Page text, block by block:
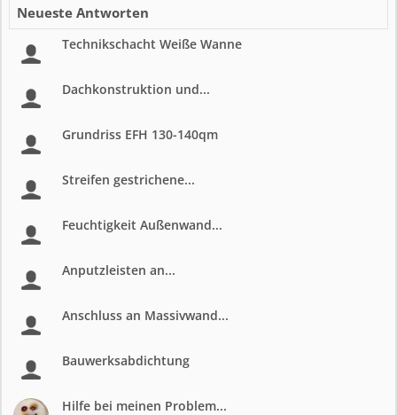
Neueste Antworten
Technikschacht Weiße Wanne
Dachkonstruktion und...
Grundriss EFH 130-140qm
Streifen gestrichene...
Feuchtigkeit Außenwand...
Anputzleisten an...
Anschluss an Massivwand...
Bauwerksabdichtung
Hilfe bei meinen Problem...